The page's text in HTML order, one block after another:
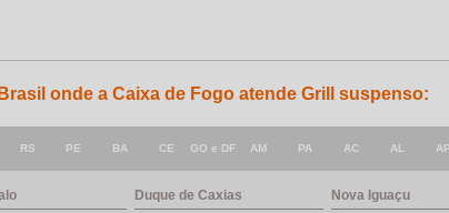
onde a Caixa de Fogo atende Grill suspenso:
RS PE BA CE GO e DF AM PA AC AL AP
Duque de Caxias Nova Iguaçu